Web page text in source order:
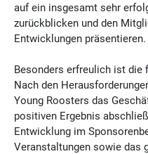
auf ein insgesamt sehr
zurückblicken und den
Entwicklungen präsentieren.
Besonders erfreulich ist die
Nach den
Young Roosters das
positiven Ergebnis
Entwicklung im
Veranstaltungen sowie das